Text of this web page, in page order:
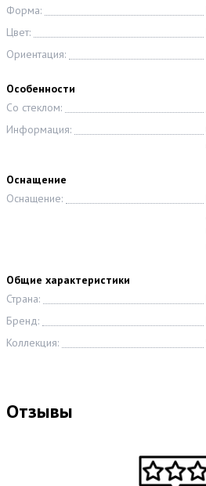
Форма:
Цвет:
Ориентация:
Особенности
Со стеклом:
Информация:
Оснащение
Оснащение:
Общие характеристики
Страна:
Бренд:
Коллекция:
Отзывы